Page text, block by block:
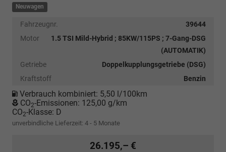
Neuwagen
Fahrzeugnr.
39644
Motor
1.5 TSI Mild-Hybrid ; 85KW/115PS ; 7-Gang-DSG
(AUTOMATIK)
Getriebe
Doppelkupplungsgetriebe (DSG)
Kraftstoff
Benzin
Verbrauch kombiniert: 5,50 l/100km
CO2-Emissionen: 125,00 g/km
CO2-Klasse: D
unverbindliche Lieferzeit: 4 - 5 Monate
26.195,– €